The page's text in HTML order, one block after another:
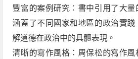
豐富的案例研究：書中引用了大量
涵蓋了不同國家和地區的政治實踐
解道德在政治中的具體表現。
清晰的寫作風格：周保松的寫作